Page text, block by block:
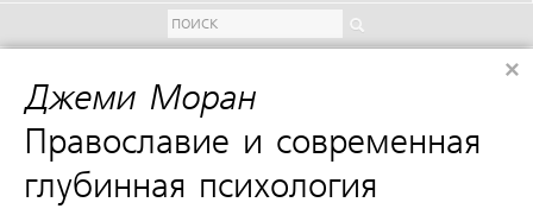
Джеми Моран:
Православие и современная
глубинная психология
×